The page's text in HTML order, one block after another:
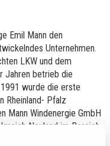
Emil Mann den
Unternehmen.
LKW und dem
Jahren betrieb die
wurde die erste
Rheinland- Pfalz
Mann Windenergie GmbH
Neuland im Bereich
95 errichtete die MANN